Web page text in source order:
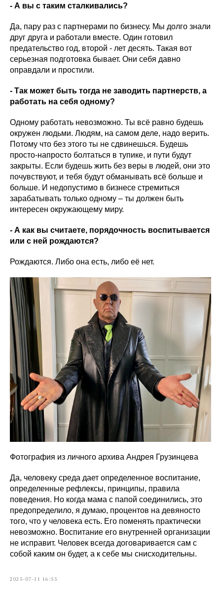
- А вы с таким сталкивались?
Да, пару раз с партнерами по бизнесу. Мы долго знали
друг друга и работали вместе. Один готовил
предательство год, второй - лет десять. Такая вот
серьезная подготовка бывает. Они себя давно
оправдали и простили.
- Так может быть тогда не заводить партнерств, а
работать на себя одному?
Одному работать невозможно. Ты всё равно будешь
окружен людьми. Людям, на самом деле, надо верить.
Потому что без этого ты не сдвинешься. Будешь
просто-напросто болтаться в тупике, и пути будут
закрыты. Если будешь жить без веры в людей, они это
почувствуют, и тебя будут обманывать всё больше и
больше. И недопустимо в бизнесе стремиться
зарабатывать только одному – ты должен быть
интересен окружающему миру.
- А как вы считаете, порядочность воспитывается
или с ней рождаются?
Рождаются. Либо она есть, либо её нет.
Фотография из личного архива Андрея Грузинцева
Да, человеку среда дает определенное воспитание,
определенные рефлексы, принципы, правила
поведения. Но когда мама с папой соединились, это
предопределило, я думаю, процентов на девяносто
того, что у человека есть. Его поменять практически
невозможно. Воспитание его внутренней организации
не исправит. Человек всегда договаривается сам с
собой каким он будет, а к себе мы снисходительны.
2025-07-11 16:55